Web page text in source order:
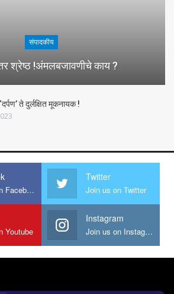
संपादकीय
श्रेष्ठ !अंमलबजावणीचे काय ?
ते दुर्लक्षित मूकनायक !
Join us on Facebook
Twitter
Join us on Twitter
Youtube
Instagram
Join us on Instagram